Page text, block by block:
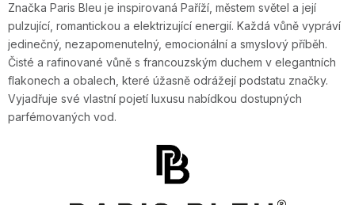
p
r
v
k
y
v
k
o
v
á
n
í
Značka Paris Bleu je inspirovaná Paříží, městem světel a její
pulzující, romantickou a elektrizující energií. Každá vůně vypráví
jedinečný, nezapomenutelný, emocionální a smyslový příběh.
Čisté a rafinované vůně s francouzským duchem v elegantních
flakonech a obalech, které úžasně odrážejí podstatu značky.
Vyjadřuje své vlastní pojetí luxusu nabídkou dostupných
parfémovaných vod.